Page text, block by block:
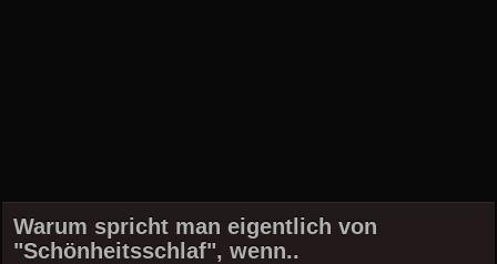
Warum spricht man eigentlich von
"Schönheitsschlaf", wenn..